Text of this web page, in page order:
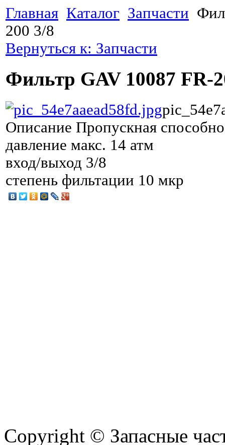
Главная Каталог Запчасти
200 3/8
Вернуться к: Запчасти
Фильтр GAV 10087 FR-
Описание Пропускная
давление макс. 14 атм
вход/выход 3/8
степень фильтации 10 мкр
Copyright © Запасные